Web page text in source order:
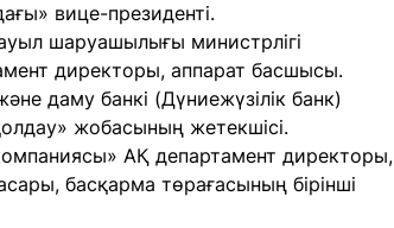
вице-президенті.
шаруашылығы министрлігі
директоры, аппарат басшысы.
даму банкі (Дүниежүзілік банк)
жобасының жетекшісі.
АҚ департамент директоры,
басқарма төрағасының бірінші